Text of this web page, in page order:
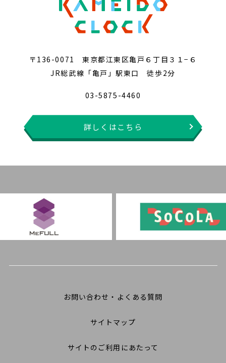
〒136-0071 東京都江東区亀戸６丁目３１−６
JR総武線「亀戸」駅東口 徒歩2分
03-5875-4460
詳しくはこちら
お問い合わせ・よくある質問
サイトマップ
サイトのご利用にあたって